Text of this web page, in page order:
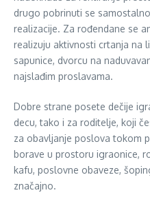
drugo pobrinuti se
realizacije. Za rođendane se
realizuju aktivnosti crtanja na
sapunice, dvorcu na
najslađim proslavama.
Dobre strane posete dečije
decu, tako i za roditelje, koji
za obavljanje poslova tokom
borave u prostoru igraonice,
kafu, poslovne obaveze,
značajno.